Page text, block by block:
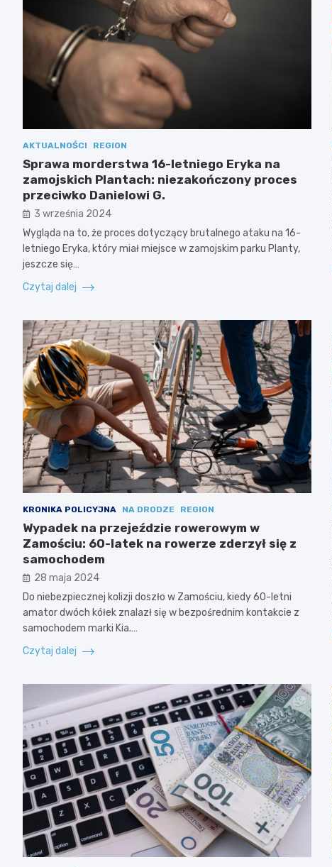
AKTUALNOŚCI REGION
Sprawa morderstwa 16-letniego Eryka na
zamojskich Plantach: niezakończony proces
przeciwko Danielowi G.
3 września 2024
Wygląda na to, że proces dotyczący brutalnego ataku na 16-
letniego Eryka, który miał miejsce w zamojskim parku Planty,
jeszcze się…
Czytaj dalej
KRONIKA POLICYJNA NA DRODZE REGION
Wypadek na przejeździe rowerowym w
Zamościu: 60-latek na rowerze zderzył się z
samochodem
28 maja 2024
Do niebezpiecznej kolizji doszło w Zamościu, kiedy 60-letni
amator dwóch kółek znalazł się w bezpośrednim kontakcie z
samochodem marki Kia.…
Czytaj dalej